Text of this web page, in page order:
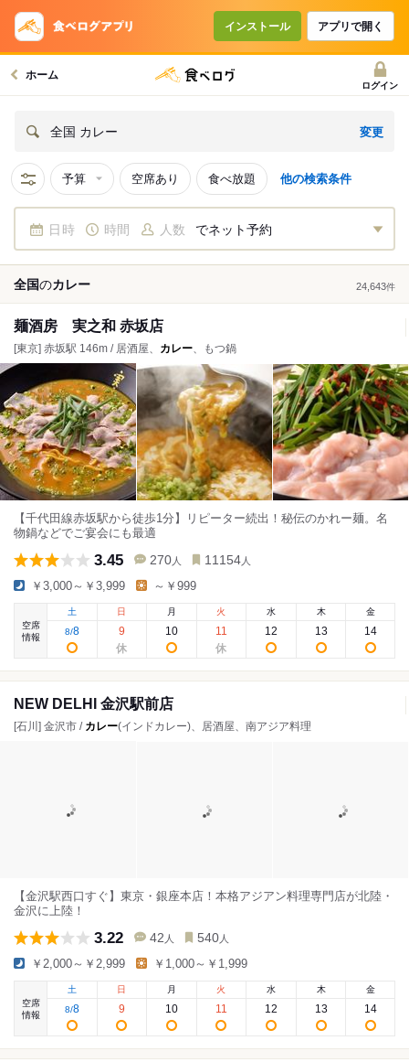
インストール アプリで開く
ホーム
ログイン
全国 カレー 変更
予算 空席あり 食べ放題 他の検索条件
日時 時間 人数 でネット予約
全国のカレー 24,643件
麺酒房 実之和 赤坂店
[東京] 赤坂駅 146m / 居酒屋、 カレー、もつ鍋
【千代田線赤坂駅から徒歩1分】リピーター続出！秘伝のかれー麺。名
物鍋などでご宴会にも最適
3.45 270 人 11154 人
￥3,000～￥3,999 ～￥999
空席
情報
土
8/8
日
9
月
10
火
11
水
12
木
13
金
14
NEW DELHI 金沢駅前店
[石川] 金沢市 / カレー(インドカレー)、居酒屋、南アジア料理
【金沢駅西口すぐ】東京・銀座本店！本格アジアン料理専門店が北陸・
金沢に上陸！
3.22 42 人 540 人
￥2,000～￥2,999 ￥1,000～￥1,999
空席
情報
土
8/8
日
9
月
10
火
11
水
12
木
13
金
14